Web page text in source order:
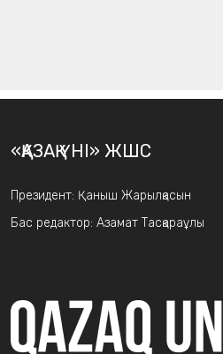
«ҚАЗАҚ ҮНІ» ЖШС
Президент: Қаныш Жарылқасын
Бас редактор: Азамат Тасқараұлы